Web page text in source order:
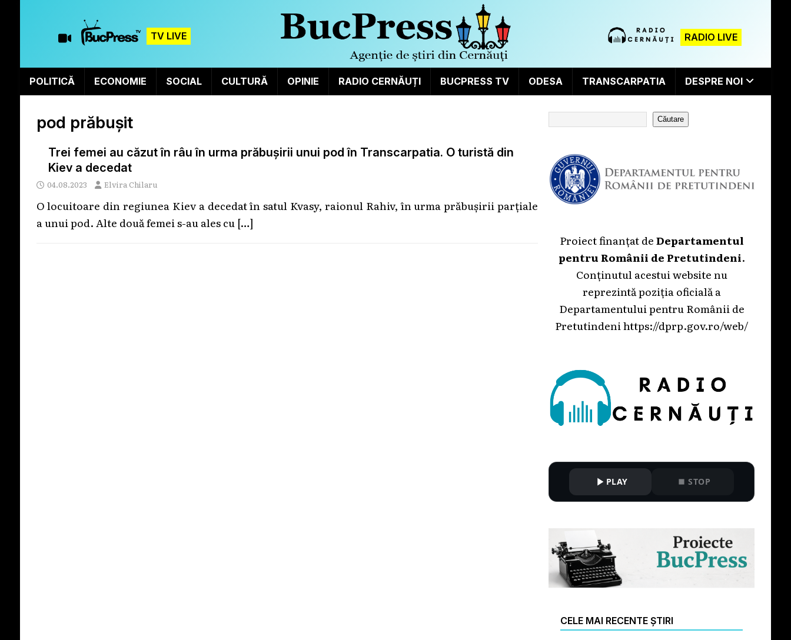
TV LIVE RADIO LIVE
POLITICĂ ECONOMIE SOCIAL CULTURĂ OPINIE RADIO CERNĂUȚI BUCPRESS TV ODESA TRANSCARPATIA DESPRE NOI
pod prăbușit
Trei femei au căzut în râu în urma prăbușirii unui pod în Transcarpatia. O turistă din
Kiev a decedat
04.08.2023 Elvira Chilaru
O locuitoare din regiunea Kiev a decedat în satul Kvasy, raionul Rahiv, în urma prăbușirii parțiale
a unui pod. Alte două femei s-au ales cu […]
Căutare
Proiect finanțat deDepartamentul
pentru Românii de Pretutindeni.
Conținutul acestui website nu
reprezintă poziția oficială a
Departamentului pentru Românii de
Pretutindenihttps://dprp.gov.ro/web/
PLAY STOP
CELE MAI RECENTE ȘTIRI